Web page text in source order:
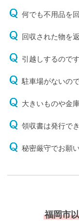
何でも不用品を
回収された物を
引越しするので
駐車場がないの
大きいものや金
領収書は発行で
秘密厳守でお願
福岡市